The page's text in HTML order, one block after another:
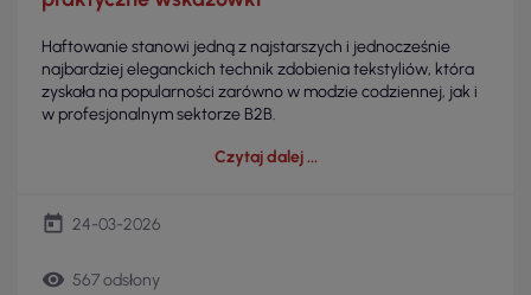
Haftowanie stanowi jedną z najstarszych i jednocześnie
najbardziej eleganckich technik zdobienia tekstyliów, która
zyskała na popularności zarówno w modzie codziennej, jak i
w profesjonalnym sektorze B2B.
Czytaj dalej
today 24-03-2026
remove_red_eye 567 odsłony